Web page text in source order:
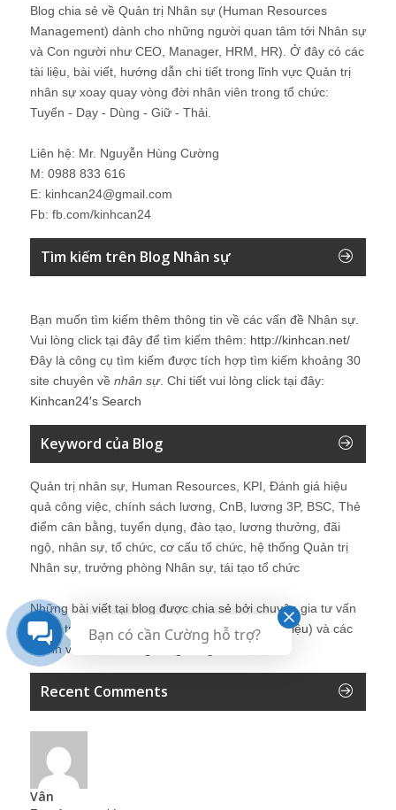
Blog chia sẻ về Quản trị Nhân sự (Human Resources
Management) dành cho những người quan tâm tới Nhân sự
và Con người như CEO, Manager, HRM, HR). Ở đây có các
tài liệu, bài viết, hướng dẫn chi tiết trong lĩnh vực Quản trị
nhân sự xoay quay vòng đời nhân viên trong tổ chức:
Tuyển - Dạy - Dùng - Giữ - Thải.
Liên hệ: Mr. Nguyễn Hùng Cường
M: 0988 833 616
E: kinhcan24@gmail.com
Fb: fb.com/kinhcan24
Tìm kiếm trên Blog Nhân sự
Bạn muốn tìm kiếm thêm thông tin về các vấn đề Nhân sự
Vui lòng click tại đây để tìm kiếm thêm: http://kinhcan.net/
Đây là công cụ tìm kiếm được tích hợp tìm kiếm khoảng 30
site chuyên về nhân sự. Chi tiết vui lòng click tại đây:
Kinhcan24′s Search
Keyword của Blog
Quản trị nhân sự, Human Resources, KPI, Đánh giá hiệu
quả công việc, chính sách lương, CnB, lương 3P, BSC, Thẻ
điểm cân bằng, tuyển dụng, đào tạo, lương thưởng, đãi
ngộ, nhân sự, tổ chức, cơ cấu tổ chức, hệ thống Quản trị
Nhân sự, trưởng phòng Nhân sự, tái tạo tổ chức
Những bài viết tại blog được chia sẻ bởi chuyên gia tư vấn
Quản trị Nhân sự Nguyễn Hùng Cường (giới thiệu) và các
thành viên khác trong cộng đồng Nhân sự.
Recent Comments
Vân
Bạn có cần Cường hỗ trợ?